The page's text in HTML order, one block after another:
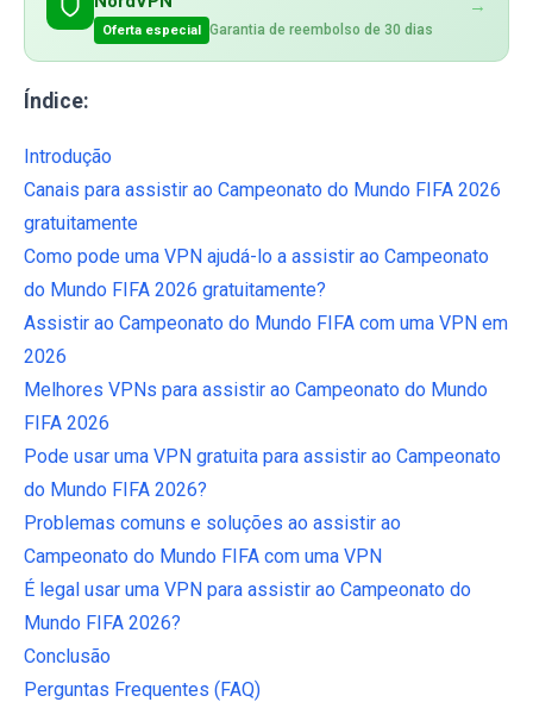
Oferta especial Garantia de reembolso de 30 dias
→
Índice:
Introdução
Canais para assistir ao Campeonato do Mundo FIFA 2026
gratuitamente
Como pode uma VPN ajudá-lo a assistir ao Campeonato
do Mundo FIFA 2026 gratuitamente?
Assistir ao Campeonato do Mundo FIFA com uma VPN em
2026
Melhores VPNs para assistir ao Campeonato do Mundo
FIFA 2026
Pode usar uma VPN gratuita para assistir ao Campeonato
do Mundo FIFA 2026?
Problemas comuns e soluções ao assistir ao
Campeonato do Mundo FIFA com uma VPN
É legal usar uma VPN para assistir ao Campeonato do
Mundo FIFA 2026?
Conclusão
Perguntas Frequentes (FAQ)